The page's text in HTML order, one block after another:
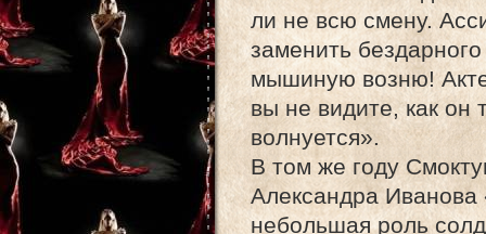
ли не всю смену.
заменить
мышиную возню!
вы не видите, как он
волнуется».
В том же году
Александра
небольшая роль